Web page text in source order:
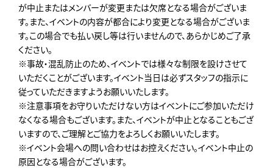
が中止またはメンバーが変更または欠席となる場合がございま
す。また、イベントの内容が都合により変更となる場合がございま
す。この場合でも払い戻し等は行いませんので、あらかじめご了承
ください。
※事故・混乱防止のため、イベントでは様々な制限を設けさせて
いただくことがございます。イベント当日は必ずスタッフの指示に
従っていただきますようお願いいたします。
※注意事項をお守りいただけない方はイベントにご参加いただけ
なくなる場合もございます。また、イベントが中止となることもござ
いますので、ご理解とご協力をよろしくお願いいたします。
※イベント会場への問い合わせはお控えください。イベント中止の
原因となる場合がございます。